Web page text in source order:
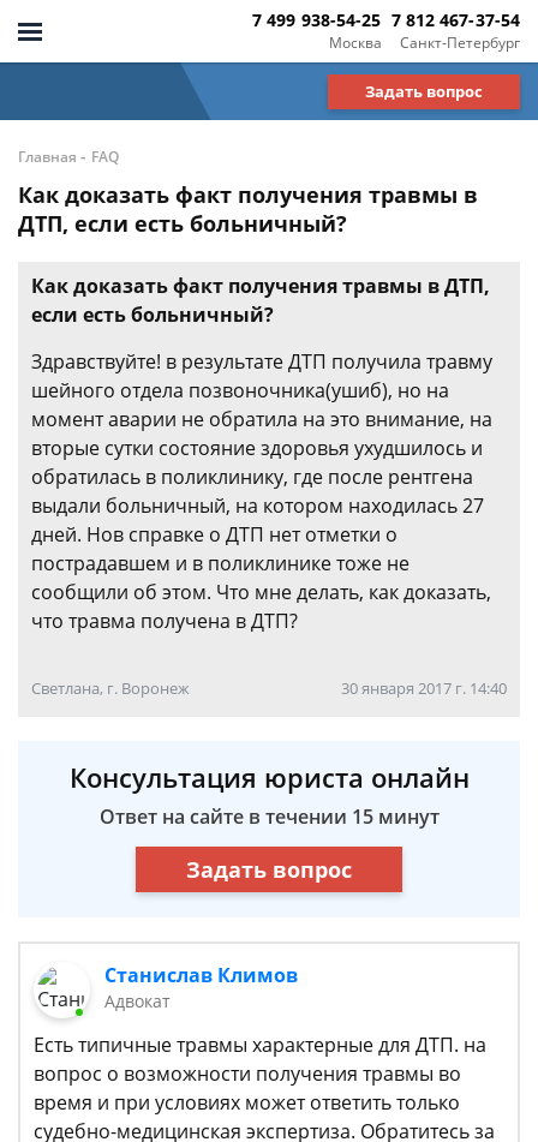
Москва
7 499 938-54-25
Санкт-Петербург
7 812 467-37-54
Задать вопрос
Главная - FAQ
Как доказать факт получения травмы в
ДТП, если есть больничный?
Как доказать факт получения травмы в ДТП,
если есть больничный?
Здравствуйте! в результате ДТП получила травму
шейного отдела позвоночника(ушиб), но на
момент аварии не обратила на это внимание, на
вторые сутки состояние здоровья ухудшилось и
обратилась в поликлинику, где после рентгена
выдали больничный, на котором находилась 27
дней. Нов справке о ДТП нет отметки о
пострадавшем и в поликлинике тоже не
сообщили об этом. Что мне делать, как доказать,
что травма получена в ДТП?
Светлана, г. Воронеж 30 января 2017 г. 14:40
Консультация юриста онлайн
Ответ на сайте в течении 15 минут
Задать вопрос
Станислав Климов
Адвокат
Есть типичные травмы характерные для ДТП. на
вопрос о возможности получения травмы во
время и при условиях может ответить только
судебно-медицинская экспертиза. Обратитесь за